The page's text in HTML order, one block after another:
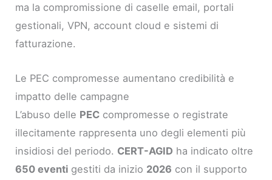
ma la compromissione di caselle email, portali
gestionali, VPN, account cloud e sistemi di
fatturazione.
Le PEC compromesse aumentano credibilità e
impatto delle campagne
L’abuso delle PEC compromesse o registrate
illecitamente rappresenta uno degli elementi più
insidiosi del periodo. CERT-AGID ha indicato oltre
650 eventi gestiti da inizio 2026 con il supporto